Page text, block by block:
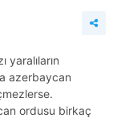
yaralıların
azerbaycan
ordusu birkaç